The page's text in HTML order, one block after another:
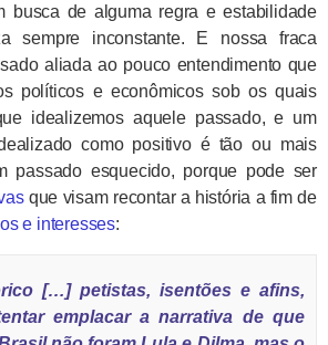
busca de alguma regra e estabilidade
sempre inconstante. E nossa fraca
aliada ao pouco entendimento que
políticos e econômicos sob os quais
idealizemos aquele passado, e um
como positivo é tão ou mais
passado esquecido, porque pode ser
que visam recontar a história a fim de
e interesses:
[…] petistas, isentões e afins,
emplacar a narrativa de que